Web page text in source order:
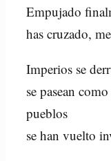
Empujado
has cruzado,
Imperios se
se pasean
pueblos
se han vuelto